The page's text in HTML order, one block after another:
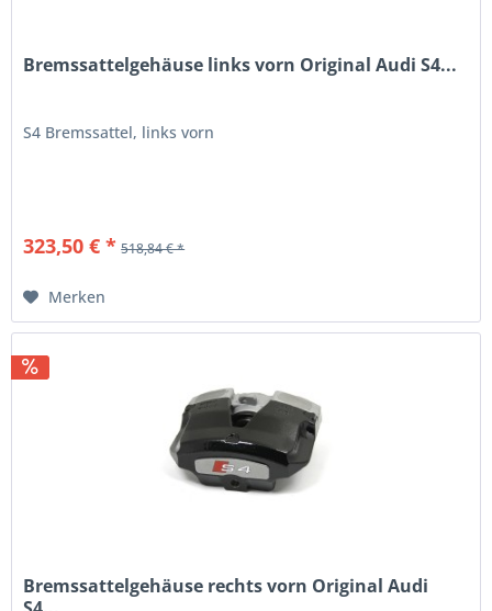
Bremssattelgehäuse links vorn Original Audi S4...
S4 Bremssattel, links vorn
323,50 € * 518,84 € *
Merken
Bremssattelgehäuse rechts vorn Original Audi